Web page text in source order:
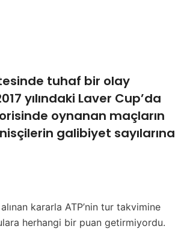
tuhaf bir olay
yılındaki Laver Cup’da
oynanan maçların
galibiyet sayılarına
kararla ATP’nin tur takvimine
herhangi bir puan getirmiyordu.